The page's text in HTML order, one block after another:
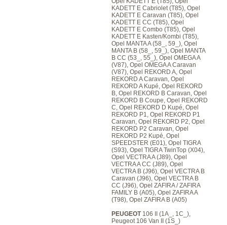
KADETT E Cabriolet (T85), Opel
KADETT E Caravan (T85), Opel
KADETT E CC (T85), Opel
KADETT E Combo (T85), Opel
KADETT E Kasten/Kombi (T85),
Opel MANTA A (58_, 59_), Opel
MANTA B (58_, 59_), Opel MANTA
B CC (53_, 55_), Opel OMEGA A
(V87), Opel OMEGA A Caravan
(V87), Opel REKORD A, Opel
REKORD A Caravan, Opel
REKORD A Kupé, Opel REKORD
B, Opel REKORD B Caravan, Opel
REKORD B Coupe, Opel REKORD
C, Opel REKORD D Kupé, Opel
REKORD P1, Opel REKORD P1
Caravan, Opel REKORD P2, Opel
REKORD P2 Caravan, Opel
REKORD P2 Kupé, Opel
SPEEDSTER (E01), Opel TIGRA
(S93), Opel TIGRA TwinTop (X04),
Opel VECTRA A (J89), Opel
VECTRA A CC (J89), Opel
VECTRA B (J96), Opel VECTRA B
Caravan (J96), Opel VECTRA B
CC (J96), Opel ZAFIRA / ZAFIRA
FAMILY B (A05), Opel ZAFIRA A
(T98), Opel ZAFIRA B (A05)
PEUGEOT106 II (1A_, 1C_),
Peugeot 106 Van II (1S_)